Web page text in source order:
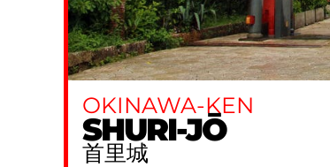
OKINAWA-KEN
SHURI-JŌ
首里城